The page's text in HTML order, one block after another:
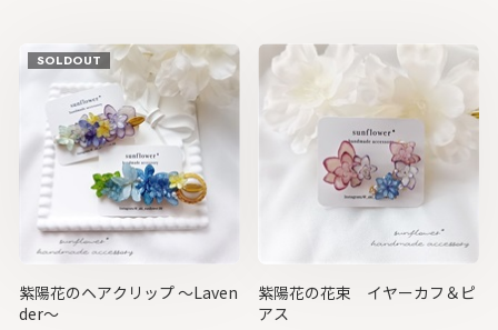
SOLDOUT
紫陽花のヘアクリップ ～Laven
der～
紫陽花の花束 イヤーカフ＆ピ
アス